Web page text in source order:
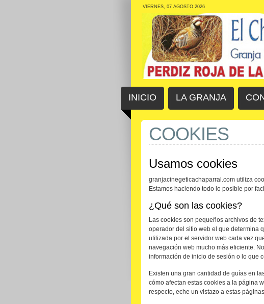
VIERNES, 07 AGOSTO 2026
INICIO LA GRANJA
COOKIES
Usamos cookies
granjacinegeticachaparral.com utiliza
Estamos haciendo todo lo posible por
¿Qué son las cookies?
Las cookies son pequeños archivos de
operador del sitio web el que determina
utilizada por el servidor web cada vez
navegación web mucho más eficiente.
información de inicio de sesión o lo que
Existen una gran cantidad de guías en
cómo afectan estas cookies a la página
respecto, eche un vistazo a estas